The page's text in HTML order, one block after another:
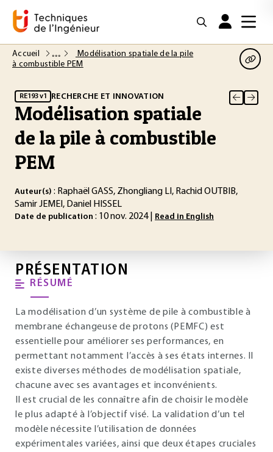
Accueil
Modélisation spatiale de la pile
à combustible PEM
RE193 v1 RECHERCHE ET INNOVATION
Modélisation spatiale
de la pile à combustible
PEM
Auteur(s) : Raphaël GASS, Zhongliang LI, Rachid OUTBIB,
Samir JEMEI, Daniel HISSEL
Date de publication : 10 nov. 2024 | Read in English
PRÉSENTATION
RÉSUMÉ
La modélisation d’un système de pile à combustible à
membrane échangeuse de protons (PEMFC) est
essentielle pour améliorer ses performances, en
permettant notamment l’accès à ses états internes. Il
existe diverses méthodes de modélisation spatiale,
chacune avec ses avantages et inconvénients.
Il est crucial de les connaître afin de choisir le modèle
le plus adapté à l’objectif visé. La validation d’un tel
modèle nécessite l’utilisation de données
expérimentales variées, ainsi que deux étapes cruciales